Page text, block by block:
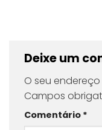
Deixe um
O seu
Campos
Comentário *